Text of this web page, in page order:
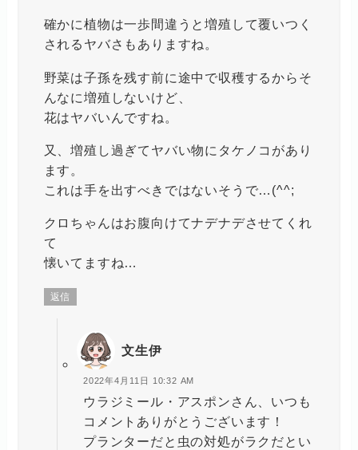
確かに植物は一歩間違うと増殖して覆いつく
されるヤバさもありますね。
野菜は子孫を残す前に途中で収穫するからそ
んなに増殖しないけど、
花はヤバいんですね。
又、増殖し過ぎてヤバい物にタケノコがあり
ます。
これは手を出すべきではないそうで…(^^;
クロちゃんはお腹向けてナデナデさせてくれ
て
懐いてますね…
返信
文生伊
2022年4月11日 10:32 AM
ウラジミール・アスポンさん、いつも
コメントありがとうございます！
プランターだと虫の対処がラクだとい